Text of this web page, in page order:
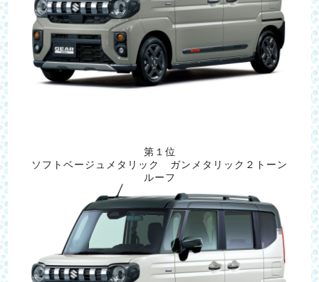
第１位
ソフトベージュメタリック ガンメタリック２トーン
ルーフ